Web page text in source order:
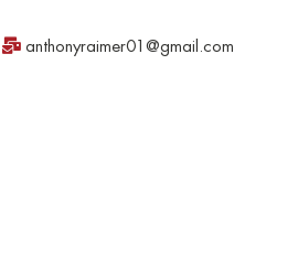
anthonyraimer01@gmail.com